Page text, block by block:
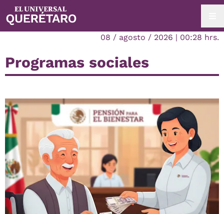
08 / agosto / 2026 | 00:28 hrs.
Programas sociales